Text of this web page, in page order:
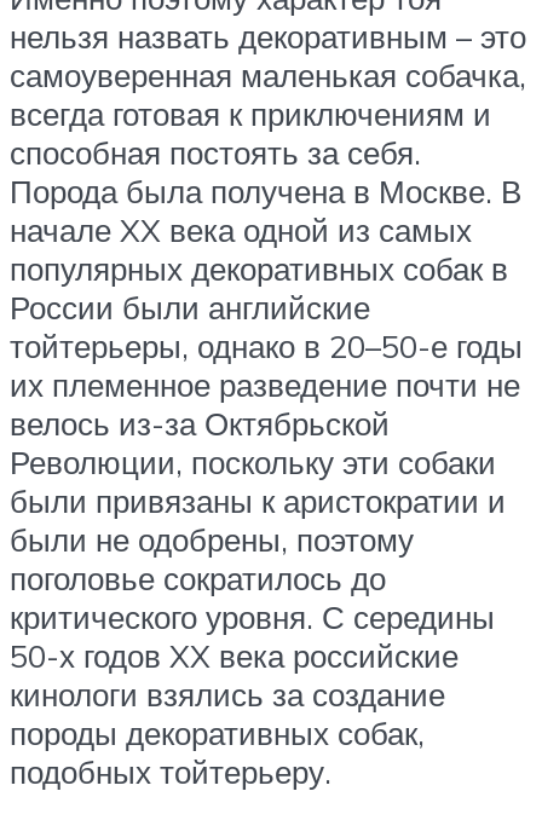
нельзя назвать декоративным – это
самоуверенная маленькая собачка,
всегда готовая к приключениям и
способная постоять за себя.
Порода была получена в Москве. В
начале XX века одной из самых
популярных декоративных собак в
России были английские
тойтерьеры, однако в 20–50-е годы
их племенное разведение почти не
велось из-за Октябрьской
Революции, поскольку эти собаки
были привязаны к аристократии и
были не одобрены, поэтому
поголовье сократилось до
критического уровня. С середины
50-х годов XX века российские
кинологи взялись за создание
породы декоративных собак,
подобных тойтерьеру.